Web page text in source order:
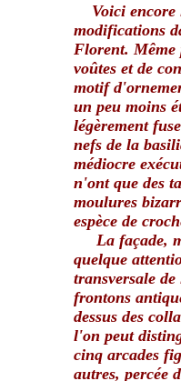
Voici encore
modifications
Florent. Même
voûtes et de
motif
un peu moins
légèrement
nefs de la
médiocre
n'ont que des
moulures
espèce de
La façade,
quelque
transversale
frontons
dessus des
l'on peut
cinq arcades
autres, percée